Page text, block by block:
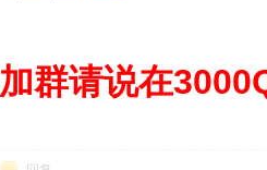
加群请说在